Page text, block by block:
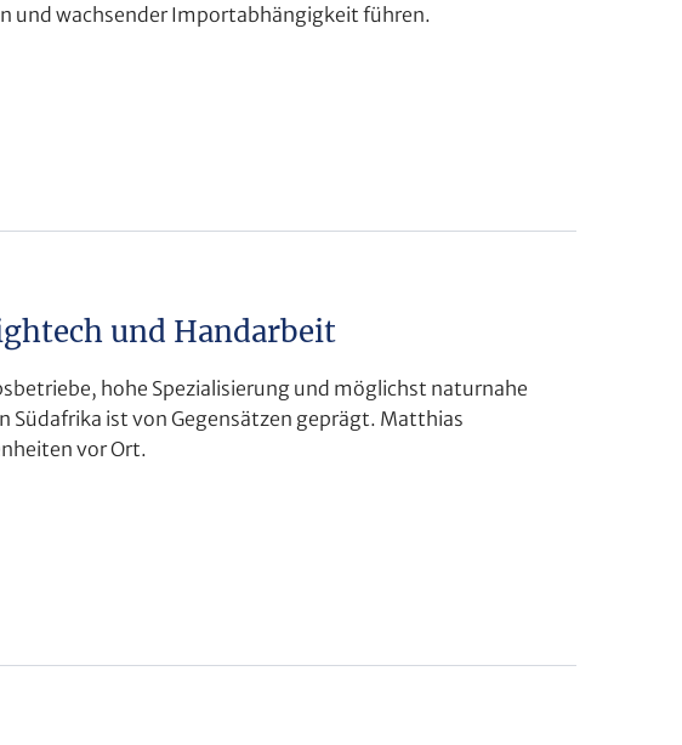
und wachsender Importabhängigkeit führen.
und Handarbeit
hohe Spezialisierung und möglichst naturnahe
ist von Gegensätzen geprägt. Matthias
vor Ort.